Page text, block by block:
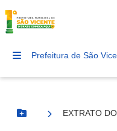
Prefeitura de São
Botão Menu
EXTRATO